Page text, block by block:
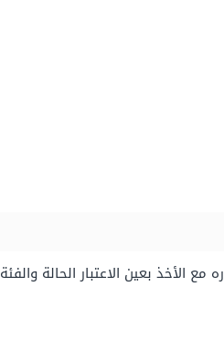
الأخذ بعين الاعتبار الحالة والفئة